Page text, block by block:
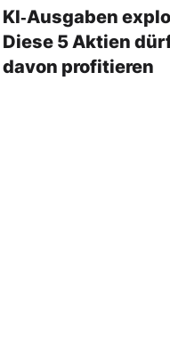
KI‑Ausgaben
Diese 5 Aktien
davon profitieren